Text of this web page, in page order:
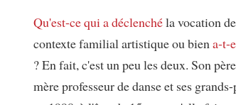
Qu'est-ce qui a déclenchéla vocation
contexte familial artistique ou biena-t-
? En fait, c'est un peu les deux. Son
mère professeur de danse et ses